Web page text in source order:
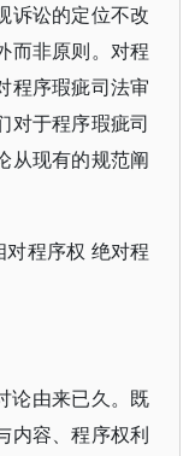
诉讼的定位不改
而非原则。对程
程序瑕疵司法审
对于程序瑕疵司
从现有的规范阐
程序权 绝对程
论由来已久。既
内容、程序权利